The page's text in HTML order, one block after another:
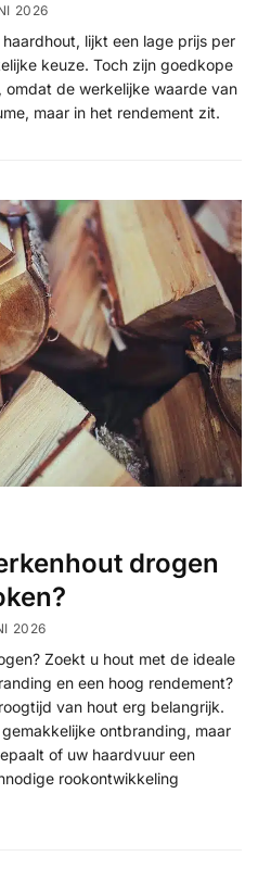
2026
lijkt een lage prijs per
keuze. Toch zijn goedkope
de werkelijke waarde van
maar in het rendement zit.
drogen
2026
Zoekt u hout met de ideale
en een hoog rendement?
van hout erg belangrijk.
ontbranding, maar
of uw haardvuur een
rookontwikkeling